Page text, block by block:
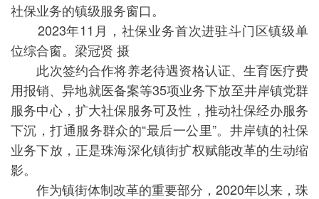
社保业务的镇级服务窗口。
2023年11月，社保业务首次进驻斗门区镇级单
位综合窗。梁冠贤 摄
此次签约合作将养老待遇资格认证、生育医疗费
用报销、异地就医备案等35项业务下放至井岸镇党群
服务中心，扩大社保服务可及性，推动社保经办服务
下沉，打通服务群众的“最后一公里”。井岸镇的社保
业务下放，正是珠海深化镇街扩权赋能改革的生动缩
影。
作为镇街体制改革的重要部分，2020年以来，珠